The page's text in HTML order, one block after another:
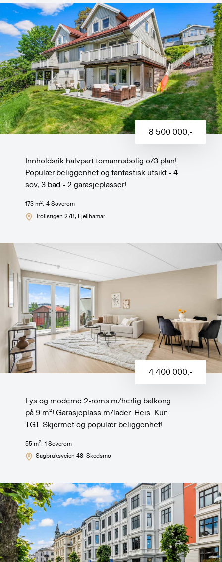
8 500 000,-
Innholdsrik halvpart tomannsbolig o/3 plan!
Populær beliggenhet og fantastisk utsikt - 4
sov, 3 bad - 2 garasjeplasser!
173 m2, 4Soverom
Trollstigen 27B, Fjellhamar
4 400 000,-
Lys og moderne 2-roms m/herlig balkong
på 9 m²! Garasjeplass m/lader. Heis. Kun
TG1. Skjermet og populær beliggenhet!
55 m2, 1 Soverom
Sagbruksveien 48, Skedsmo